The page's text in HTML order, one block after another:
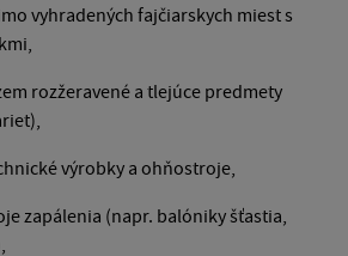
vyhradených fajčiarskych miest s
rozžeravené a tlejúce predmety
výrobky a ohňostroje,
zapálenia (napr. balóniky šťastia,